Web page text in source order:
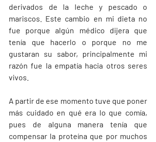
derivados de la leche y pescado o
mariscos. Este cambio en mi dieta no
fue porque algún médico dijera que
tenía que hacerlo o porque no me
gustaran su sabor, principalmente mi
razón fue la empatía hacia otros seres
vivos.
A partir de ese momento tuve que poner
más cuidado en qué era lo que comía,
pues de alguna manera tenía que
compensar la proteína que por muchos